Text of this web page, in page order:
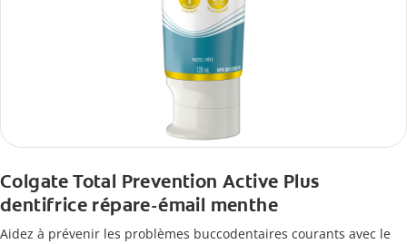
Colgate Total Prevention Active Plus
dentifrice répare-émail menthe
Aidez à prévenir les problèmes buccodentaires courants avec le